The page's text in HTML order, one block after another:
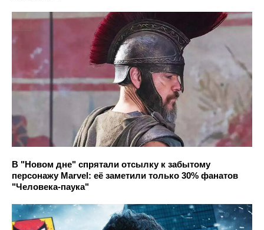
В "Новом дне" спрятали отсылку к забытому
персонажу Marvel: её заметили только 30% фанатов
"Человека-паука"